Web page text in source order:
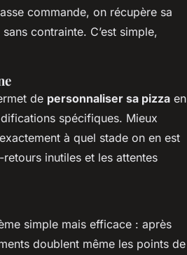
commande, on récupère sa
contrainte. C’est simple,
de personnaliser sa pizza en
spécifiques. Mieux
à quel stade on en est
inutiles et les attentes
simple mais efficace : après
doublent même les points de